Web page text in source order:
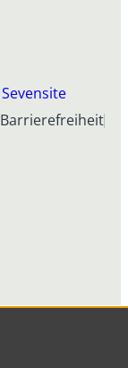
Sevensite
Barrierefreiheit